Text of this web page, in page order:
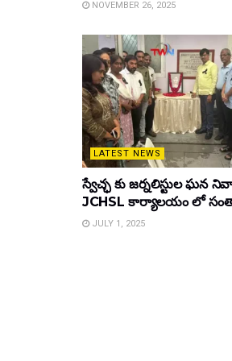
NOVEMBER 26, 2025
LATEST NEWS
స్వేచ్ఛ కు జర్నలిస్టుల ఘన
JCHSL కార్యాలయం లో
JULY 1, 2025